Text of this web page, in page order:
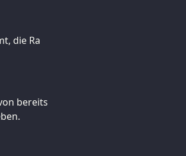
die Ra
bereits